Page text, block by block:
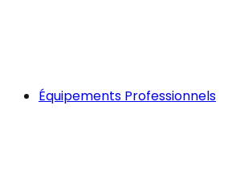
Équipements Professionnels